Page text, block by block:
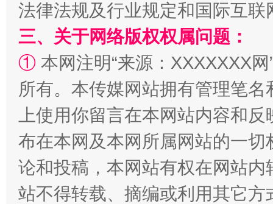
站台名比不上好声名
法律法规及行业规定和国际互
三、关于网络版权权属问题：
① 本网注明“来源：XXXXXXX
所有。本传媒网站拥有管理笔
上使用你留言在本网站内容和
布在本网及本网所属网站的一
论和投稿，本网站有权在网站
站不得转载、摘编或利用其它